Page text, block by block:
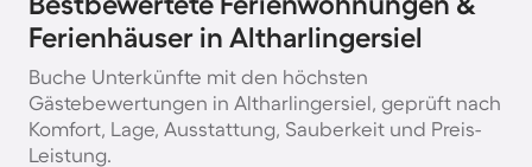
Ferienhäuser in Altharlingersiel
Buche Unterkünfte mit den höchsten
Gästebewertungen in Altharlingersiel, geprüft nach
Komfort, Lage, Ausstattung, Sauberkeit und Preis-
Leistung.